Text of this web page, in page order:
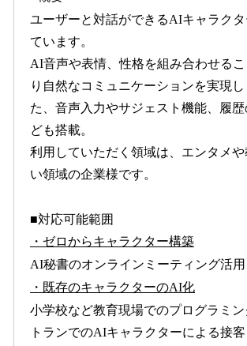
ユーザーと対話ができるAIキャラク
ています。
AI音声や表情、性格を組み合わせる
り自然なコミュニケーションを実現し
た、音声入力やサジェスト機能、履
ども搭載。
利用していただく領域は、エンタメ
い領域の企業様です。
■対応可能範囲
・ゼロからキャラクター構築
AI秘書のオンラインミーティング活用
・既存のキャラクターのAI化
小学校など教育現場でのプログラミ
トランでのAIキャラクターによる接客